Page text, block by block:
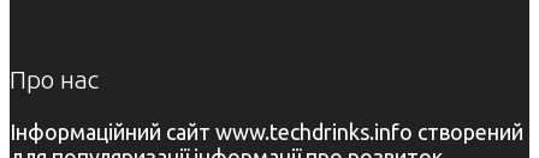
Про нас
Інформаційний сайт www.techdrinks.info створений